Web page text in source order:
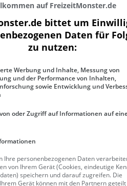
in der Nähe von
Restaurant in Dresden
Dresden
Restaura
nt, Abendess
auf FreizeitMonster.de
bittet um
Daten für
zu nutzen:
Werbung und Inhalte, Messung von
und der Performance von Inhalten,
sowie Entwicklung und
oder Zugriff auf Informationen auf
Ihre personenbezogenen Daten
von Ihrem Gerät (Cookies, eindeutige
speichern und darauf zugreifen. Die
Gerät können mit den Partnern